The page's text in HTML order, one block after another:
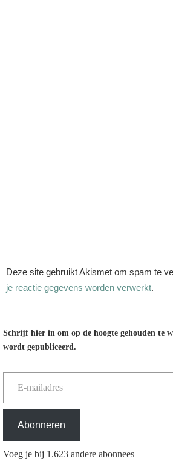
Deze site gebruikt Akismet om spam te
je reactie gegevens worden verwerkt.
Schrijf hier in om op de hoogte gehouden te
wordt gepubliceerd.
E-mailadres
Abonneren
Voeg je bij 1.623 andere abonnees